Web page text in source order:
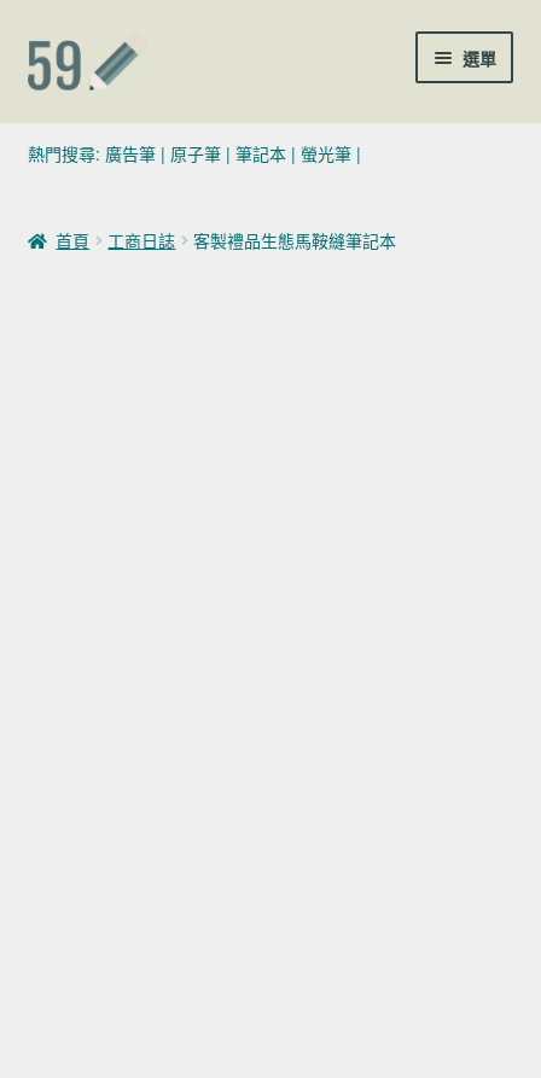
跳至導覽列
跳至主要內容 選單
(02)7729-4140
聯絡我們
熱門搜尋: 廣告筆| 原子筆| 筆記本| 螢光筆|
首頁 工商日誌 客製禮品生態馬鞍縫筆記本